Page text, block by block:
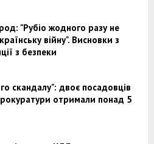
"Рубіо жодного разу не
війну". Висновки з
з безпеки
скандалу": двоє посадовців
отримали понад 5